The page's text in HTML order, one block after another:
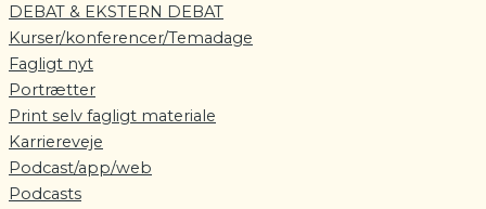
DEBAT & EKSTERN DEBAT
Kurser/konferencer/Temadage
Fagligt nyt
Portrætter
Print selv fagligt materiale
Karriereveje
Podcast/app/web
Podcasts